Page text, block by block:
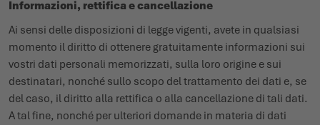
Informazioni, rettifica e cancellazione
Ai sensi delle disposizioni di legge vigenti, avete in qualsiasi
momento il diritto di ottenere gratuitamente informazioni sui
vostri dati personali memorizzati, sulla loro origine e sui
destinatari, nonché sullo scopo del trattamento dei dati e, se
del caso, il diritto alla rettifica o alla cancellazione di tali dati.
A tal fine, nonché per ulteriori domande in materia di dati